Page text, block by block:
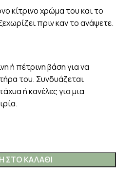
κίτρινο χρώμα του και το
πριν καν το ανάψετε.
ή πέτρινη βάση για να
του. Συνδυάζεται
ή κανέλες για μια
ΣΤΟ ΚΑΛΆΘΙ